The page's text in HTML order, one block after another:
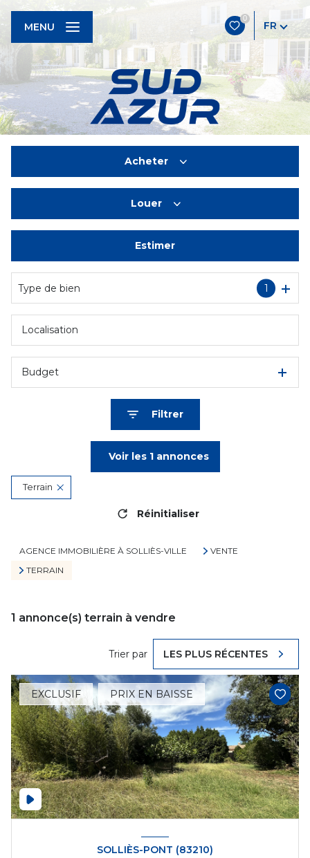
0
FR
MENU
Acheter
Louer
De l'immo pro
Estimer
Type de bien 1
Budget
Filtrer
Voir les 1annonces
Terrain
Réinitialiser
AGENCE IMMOBILIÈRE À SOLLIÈS-VILLE
VENTE
TERRAIN
1 annonce(s) terrain à vendre
Trier par LES PLUS RÉCENTES
EXCLUSIF PRIX EN BAISSE
SOLLIÈS-PONT (83210)